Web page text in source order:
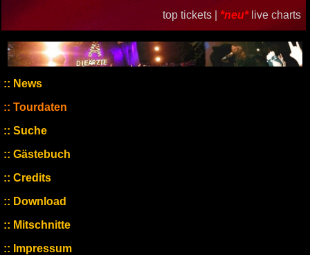
top tickets | *neu* live charts
News
Tourdaten
Suche
Gästebuch
Credits
Download
Mitschnitte
Impressum